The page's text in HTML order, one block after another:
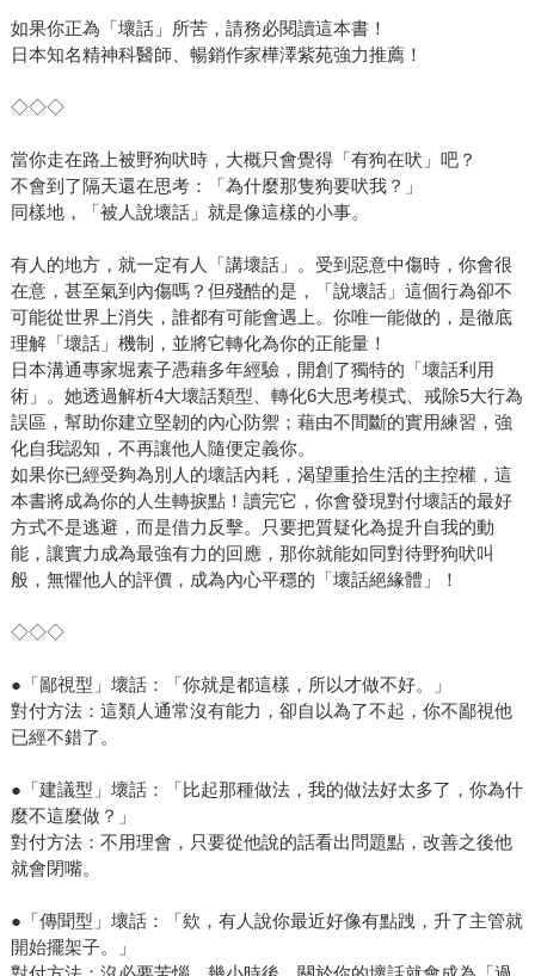
如果你正為「壞話」所苦，請務必閱讀這本書！
日本知名精神科醫師、暢銷作家樺澤紫苑強力推薦！
◇◇◇
當你走在路上被野狗吠時，大概只會覺得「有狗在吠」吧？
不會到了隔天還在思考：「為什麼那隻狗要吠我？」
同樣地，「被人說壞話」就是像這樣的小事。
有人的地方，就一定有人「講壞話」。受到惡意中傷時，你會很
在意，甚至氣到內傷嗎？但殘酷的是，「說壞話」這個行為卻不
可能從世界上消失，誰都有可能會遇上。你唯一能做的，是徹底
理解「壞話」機制，並將它轉化為你的正能量！
日本溝通專家堀素子憑藉多年經驗，開創了獨特的「壞話利用
術」。她透過解析4大壞話類型、轉化6大思考模式、戒除5大行為
誤區，幫助你建立堅韌的內心防禦；藉由不間斷的實用練習，強
化自我認知，不再讓他人隨便定義你。
如果你已經受夠為別人的壞話內耗，渴望重拾生活的主控權，這
本書將成為你的人生轉捩點！讀完它，你會發現對付壞話的最好
方式不是逃避，而是借力反擊。只要把質疑化為提升自我的動
能，讓實力成為最強有力的回應，那你就能如同對待野狗吠叫
般，無懼他人的評價，成為內心平穩的「壞話絕緣體」！
◇◇◇
●「鄙視型」壞話：「你就是都這樣，所以才做不好。」
對付方法：這類人通常沒有能力，卻自以為了不起，你不鄙視他
已經不錯了。
●「建議型」壞話：「比起那種做法，我的做法好太多了，你為什
麼不這麼做？」
對付方法：不用理會，只要從他說的話看出問題點，改善之後他
就會閉嘴。
●「傳聞型」壞話：「欸，有人說你最近好像有點跩，升了主管就
開始擺架子。」